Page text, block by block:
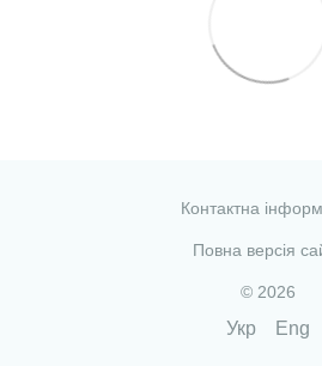
Контактна
Повна версія
© 2026
Укр Eng